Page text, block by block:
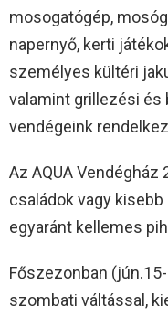
mosogatógép,
napernyő, kerti
személyes kültéri
valamint grillezési és
vendégeink
Az AQUA
családok vagy
egyaránt kellemes
Főszezonban
szombati váltással,